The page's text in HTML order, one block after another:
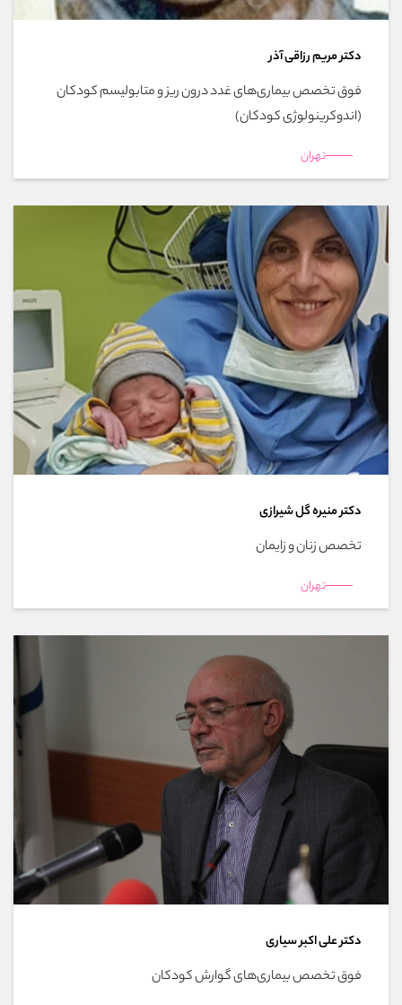
دکتر مریم رزاقی آذر
فوق تخصص بیماری‌های غدد درون ریز و متابولیسم کودکان
(اندوکرینولوژی کودکان)
تهران
دکتر منیره گل شیرازی
تخصص زنان و زایمان
تهران
دکتر علی اکبر سیاری
فوق تخصص بیماری‌های گوارش کودکان